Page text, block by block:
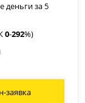
деньги за 5
0-292%)
заявка